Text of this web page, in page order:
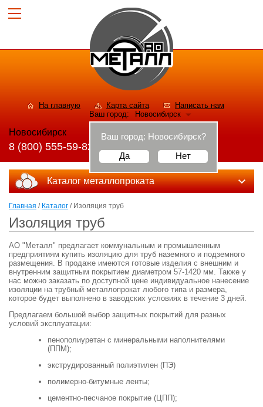
На главную Карта сайта
Написать нам
Ваш город:
Новосибирск
Ваш город: Новосибирск?
Да
Нет
Новосибирск
8 (800) 555-59-82
Каталог металлопроката
Главная / Каталог / Изоляция труб
Изоляция труб
АО "Металл" предлагает коммунальным и промышленным
предприятиям купить изоляцию для труб наземного и подземного
размещения. В продаже имеются готовые изделия с внешним и
внутренним защитным покрытием диаметром 57-1420 мм. Также у
нас можно заказать по доступной цене индивидуальное нанесение
изоляции на трубный металлопрокат любого типа и размера,
которое будет выполнено в заводских условиях в течение 3 дней.
Предлагаем большой выбор защитных покрытий для разных
условий эксплуатации:
пенополиуретан с минеральными наполнителями
(ППМ);
экструдированный полиэтилен (ПЭ)
полимерно-битумные ленты;
цементно-песчаное покрытие (ЦПП);